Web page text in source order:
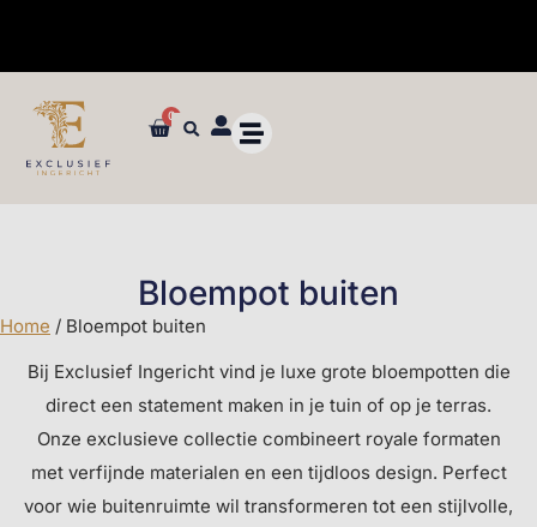
✓ Maatwerk styling en advies in de winkel
0
Bloempot buiten
Home / Bloempot buiten
Bij Exclusief Ingericht vind je luxe grote bloempotten die
direct een statement maken in je tuin of op je terras.
Onze exclusieve collectie combineert royale formaten
met verfijnde materialen en een tijdloos design. Perfect
voor wie buitenruimte wil transformeren tot een stijlvolle,